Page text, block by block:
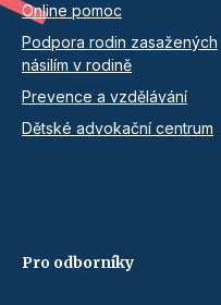
Online pomoc
Podpora rodin zasažených
násilím v rodině
Prevence a vzdělávání
Dětské advokační centrum
Pro odborníky